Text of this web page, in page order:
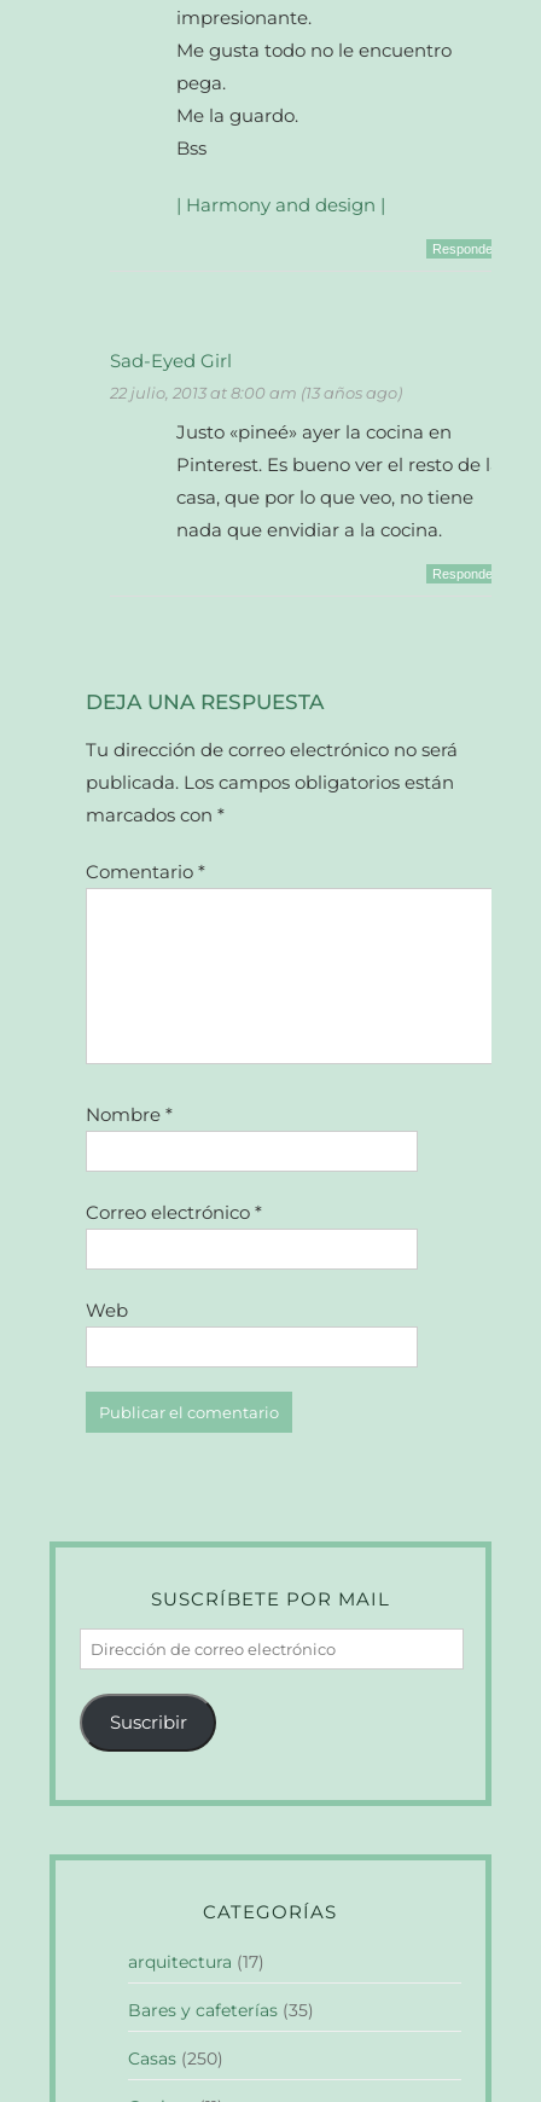
impresionante.
Me gusta todo no le encuentro
pega.
Me la guardo.
Bss
| Harmony and design |
Responder
Sad-Eyed Girl
22 julio, 2013 at 8:00 am (13 años ago)
Justo «pineé» ayer la cocina en
Pinterest. Es bueno ver el resto de la
casa, que por lo que veo, no tiene
nada que envidiar a la cocina.
Responder
DEJA UNA RESPUESTA
Tu dirección de correo electrónico no será
publicada. Los campos obligatorios están
marcados con*
Comentario*
Nombre*
Correo electrónico*
Web
SUSCRÍBETE POR MAIL
Dirección
de
correo
electrónico
Suscribir
CATEGORÍAS
arquitectura (17)
Bares y cafeterías (35)
Casas (250)